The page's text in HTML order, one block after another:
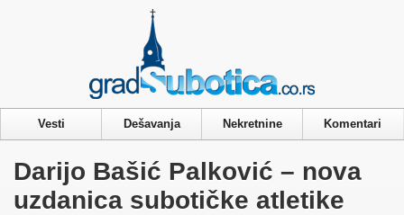
Vesti Dešavanja Nekretnine Komentari
Darijo Bašić Palković – nova
uzdanica subotičke atletike
Privacy & Cookies Policy